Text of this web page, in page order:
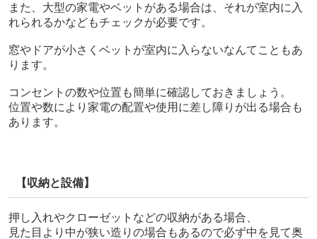
また、大型の家電やベットがある場合は、それが室内に入
れられるかなどもチェックが必要です。
窓やドアが小さくベットが室内に入らないなんてこともあ
ります。
コンセントの数や位置も簡単に確認しておきましょう。
位置や数により家電の配置や使用に差し障りが出る場合も
あります。
【収納と設備】
押し入れやクローゼットなどの収納がある場合、
見た目より中が狭い造りの場合もあるので必ず中を見て奥